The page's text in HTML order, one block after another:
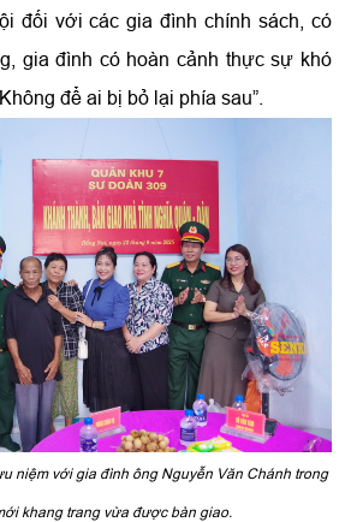
đối với các gia đình chính sách, có
gia đình có hoàn cảnh thực sự khó
Không để ai bị bỏ lại phía sau”.
niệm với gia đình ông Nguyễn Văn Chánh trong
khang trang vừa được bàn giao.